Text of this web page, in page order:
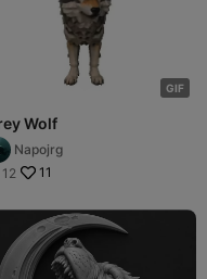
GIF
Wolf
Napojrg
12 11